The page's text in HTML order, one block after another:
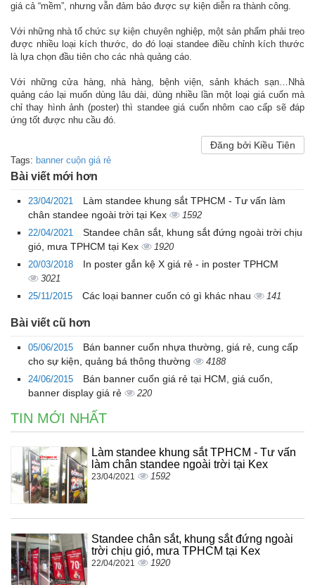
giá cả “mềm”, nhưng vẫn đảm bảo được sự kiện diễn ra thành công.
Với những nhà tổ chức sự kiện chuyên nghiệp, một sản phẩm phải treo
được nhiều loại kích thước, do đó loại standee điều chỉnh kích thước
là lựa chọn đầu tiên cho các nhà quảng cáo.
Với những cửa hàng, nhà hàng, bệnh viện, sảnh khách sạn…Nhà
quảng cáo lại muốn dùng lâu dài, dùng nhiều lần một loại giá cuốn mà
chỉ thay hình ảnh (poster) thì standee giá cuốn nhôm cao cấp sẽ đáp
ứng tốt được nhu cầu đó.
Đăng bởi Kiều Tiên
Tags: banner cuộn giá rẻ
Bài viết mới hơn
23/04/2021
Làm standee khung sắt TPHCM - Tư vấn làm
chân standee ngoài trời tại Kex
1592
22/04/2021
Standee chân sắt, khung sắt đứng ngoài trời chịu
gió, mưa TPHCM tại Kex
1920
20/03/2018
In poster gắn kệ X giá rẻ - in poster TPHCM
3021
25/11/2015
Các loại banner cuốn có gì khác nhau 141
Bài viết cũ hơn
05/06/2015
Bán banner cuốn nhựa thường, giá rẻ, cung cấp
cho sự kiện, quảng bá thông thường
4188
24/06/2015
Bán banner cuốn giá rẻ tại HCM, giá cuốn,
banner display giá rẻ
220
TIN MỚI NHẤT
Làm standee khung sắt TPHCM - Tư vấn
làm chân standee ngoài trời tại Kex
23/04/2021 1592
Standee chân sắt, khung sắt đứng ngoài
trời chịu gió, mưa TPHCM tại Kex
22/04/2021 1920